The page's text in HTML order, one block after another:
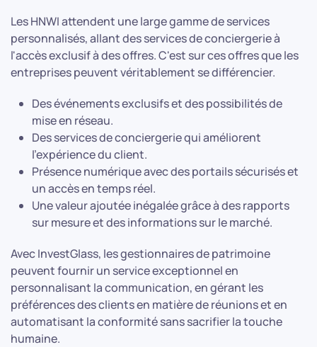
Les HNWI attendent une large gamme de services
personnalisés, allant des services de conciergerie à
l'accès exclusif à des offres. C'est sur ces offres que les
entreprises peuvent véritablement se différencier.
Des événements exclusifs et des possibilités de
mise en réseau.
Des services de conciergerie qui améliorent
l'expérience du client.
Présence numérique avec des portails sécurisés et
un accès en temps réel.
Une valeur ajoutée inégalée grâce à des rapports
sur mesure et des informations sur le marché.
Avec InvestGlass, les gestionnaires de patrimoine
peuvent fournir un service exceptionnel en
personnalisant la communication, en gérant les
préférences des clients en matière de réunions et en
automatisant la conformité sans sacrifier la touche
humaine.